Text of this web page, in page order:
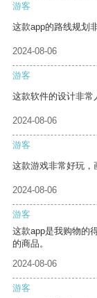
游客
这款app的路线规划
2024-08-06
游客
这款软件的设计非常
2024-08-06
游客
这款游戏非常好玩，
2024-08-06
游客
这款app是我购物的
的商品。
2024-08-06
游客